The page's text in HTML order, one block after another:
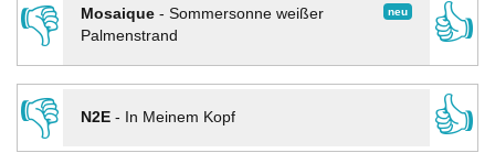
👎
neu
Mosaique- Sommersonne weißer
Palmenstrand
👍
👎
N2E- In Meinem Kopf
👍